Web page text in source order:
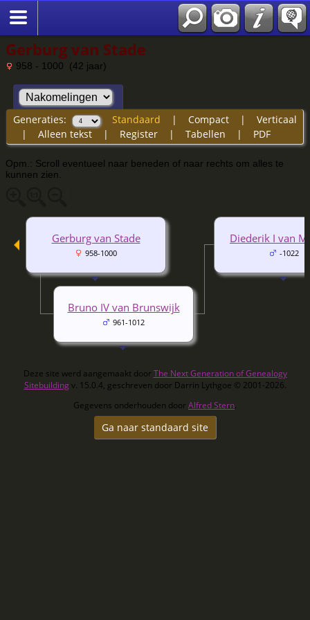
Gerburg van Stade
958 - 1000 (42 jaar)
Generaties: Standaard | Compact| Verticaal
| Alleen tekst| Register| Tabellen | PDF
Opm.: Scroll eventueel naar beneden of naar rechts om alles te
kunnen zien.
Diederik I van
-1022
Gerburg van Stade
958-1000
Bruno IV van Brunswijk
961-1012
Deze site werd aangemaakt door The Next Generation of Genealogy
Sitebuilding v. 15.0.4, geschreven door Darrin Lythgoe © 2001-2026.
Gegevens onderhouden door Alfred Stern.
Ga naar standaard site